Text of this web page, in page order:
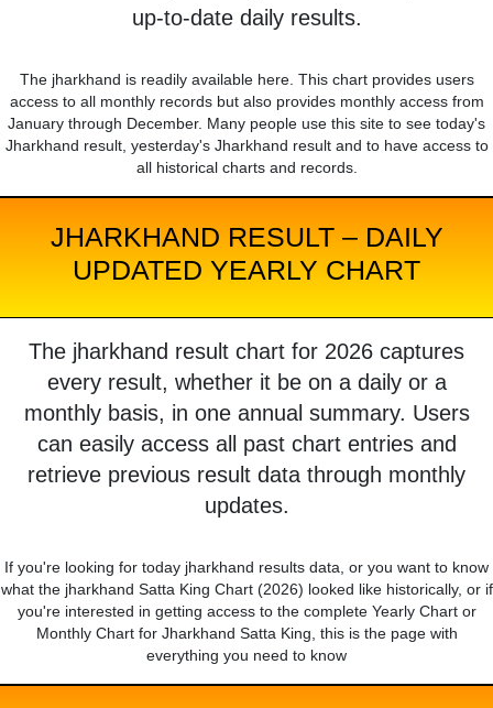
up-to-date daily results.
The jharkhand is readily available here. This chart provides users
access to all monthly records but also provides monthly access from
January through December. Many people use this site to see today's
Jharkhand result, yesterday's Jharkhand result and to have access to
all historical charts and records.
JHARKHAND RESULT – DAILY
UPDATED YEARLY CHART
The jharkhand result chart for 2026 captures
every result, whether it be on a daily or a
monthly basis, in one annual summary. Users
can easily access all past chart entries and
retrieve previous result data through monthly
updates.
If you're looking for today jharkhand results data, or you want to know
what the jharkhand Satta King Chart (2026) looked like historically, or if
you're interested in getting access to the complete Yearly Chart or
Monthly Chart for Jharkhand Satta King, this is the page with
everything you need to know